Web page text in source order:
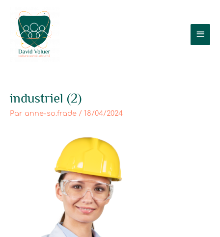
contenu
industriel (2)
Par anne-so.frade / 18/04/2024